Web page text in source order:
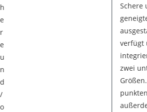
h
e
r
e
u
n
d
/
o
Schere
verfügt
zwei